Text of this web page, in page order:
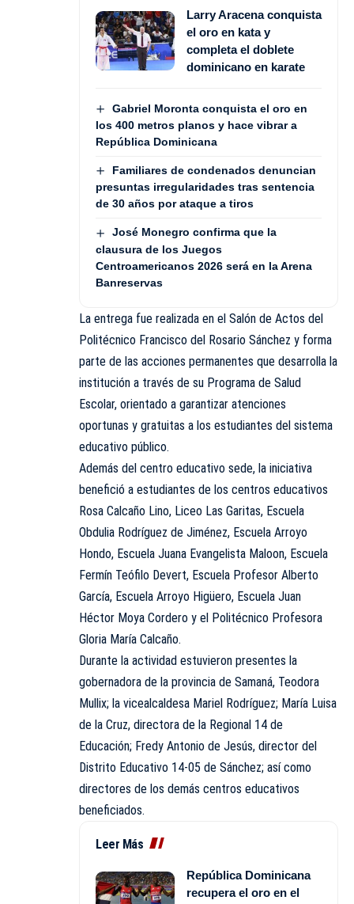
Larry Aracena conquista
el oro en kata y
completa el doblete
dominicano en karate
Gabriel Moronta conquista el oro en
los 400 metros planos y hace vibrar a
República Dominicana
Familiares de condenados denuncian
presuntas irregularidades tras sentencia
de 30 años por ataque a tiros
José Monegro confirma que la
clausura de los Juegos
Centroamericanos 2026 será en la Arena
Banreservas
La entrega fue realizada en el Salón de Actos del
Politécnico Francisco del Rosario Sánchez y forma
parte de las acciones permanentes que desarrolla la
institución a través de su Programa de Salud
Escolar, orientado a garantizar atenciones
oportunas y gratuitas a los estudiantes del sistema
educativo público.
Además del centro educativo sede, la iniciativa
benefició a estudiantes de los centros educativos
Rosa Calcaño Lino, Liceo Las Garitas, Escuela
Obdulia Rodríguez de Jiménez, Escuela Arroyo
Hondo, Escuela Juana Evangelista Maloon, Escuela
Fermín Teófilo Devert, Escuela Profesor Alberto
García, Escuela Arroyo Higüero, Escuela Juan
Héctor Moya Cordero y el Politécnico Profesora
Gloria María Calcaño.
Durante la actividad estuvieron presentes la
gobernadora de la provincia de Samaná, Teodora
Mullix; la vicealcaldesa Mariel Rodríguez; María Luisa
de la Cruz, directora de la Regional 14 de
Educación; Fredy Antonio de Jesús, director del
Distrito Educativo 14-05 de Sánchez; así como
directores de los demás centros educativos
beneficiados.
Leer Más
República Dominicana
recupera el oro en el